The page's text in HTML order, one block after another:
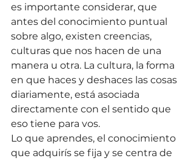
es importante considerar, que
antes del conocimiento puntual
sobre algo, existen creencias,
culturas que nos hacen de una
manera u otra. La cultura, la forma
en que haces y deshaces las cosas
diariamente, está asociada
directamente con el sentido que
eso tiene para vos.
Lo que aprendes, el conocimiento
que adquirís se fija y se centra de